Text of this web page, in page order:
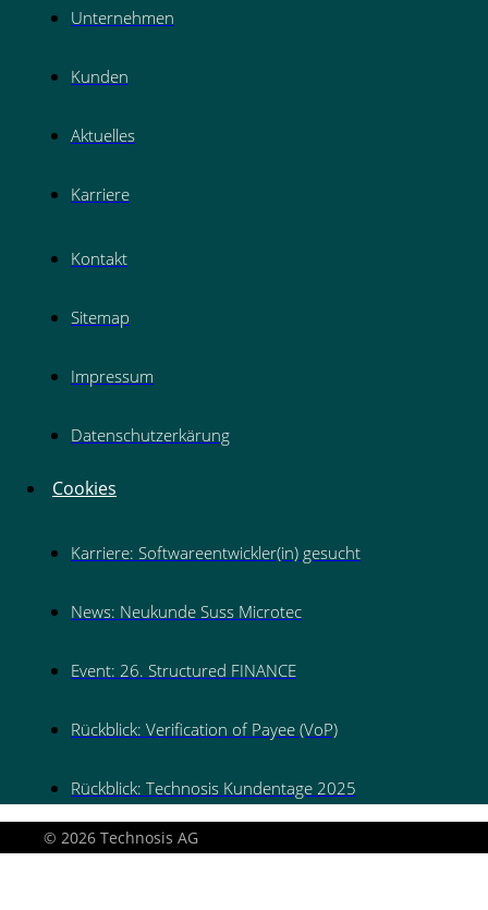
Unternehmen
Kunden
Aktuelles
Karriere
Kontakt
Sitemap
Impressum
Datenschutzerkärung
Cookies
Karriere: Softwareentwickler(in) gesucht
News: Neukunde Suss Microtec
Event: 26. Structured FINANCE
Rückblick: Verification of Payee (VoP)
Rückblick: Technosis Kundentage 2025
© 2026 Technosis AG